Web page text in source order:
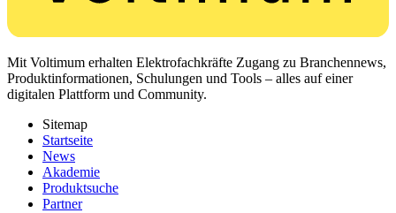
Mit Voltimum erhalten Elektrofachkräfte Zugang zu Branchennews,
Produktinformationen, Schulungen und Tools – alles auf einer
digitalen Plattform und Community.
Sitemap
Startseite
News
Akademie
Produktsuche
Partner